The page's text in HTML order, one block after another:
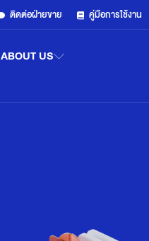
ติดต่อฝ่ายขาย คู่มือการใช้งาน
ABOUT US